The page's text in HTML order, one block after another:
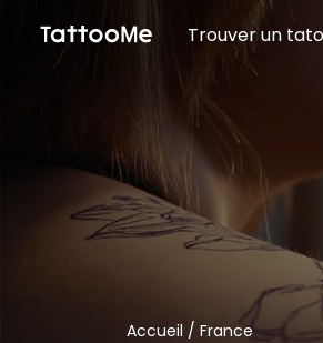
Trouver un
Accueil / France